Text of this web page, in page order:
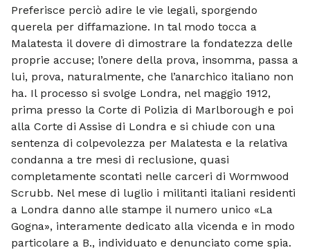
Preferisce perciò adire le vie legali, sporgendo
querela per diffamazione. In tal modo tocca a
Malatesta il dovere di dimostrare la fondatezza delle
proprie accuse; l’onere della prova, insomma, passa a
lui, prova, naturalmente, che l’anarchico italiano non
ha. Il processo si svolge Londra, nel maggio 1912,
prima presso la Corte di Polizia di Marlborough e poi
alla Corte di Assise di Londra e si chiude con una
sentenza di colpevolezza per Malatesta e la relativa
condanna a tre mesi di reclusione, quasi
completamente scontati nelle carceri di Wormwood
Scrubb. Nel mese di luglio i militanti italiani residenti
a Londra danno alle stampe il numero unico «La
Gogna», interamente dedicato alla vicenda e in modo
particolare a B., individuato e denunciato come spia.